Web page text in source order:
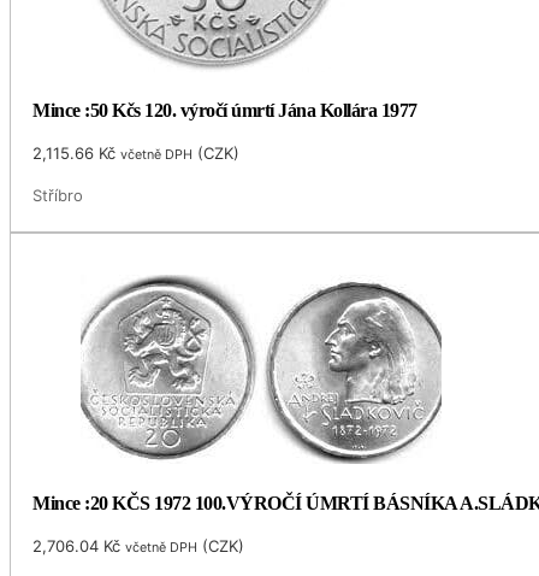
Mince :50 Kčs 120. výročí úmrtí Jána Kollára 1977
2,115.66 Kč včetně DPH (CZK)
Stříbro
Mince :20 KČS 1972 100.VÝROČÍ ÚMRTÍ BÁSNÍKA
2,706.04 Kč včetně DPH (CZK)